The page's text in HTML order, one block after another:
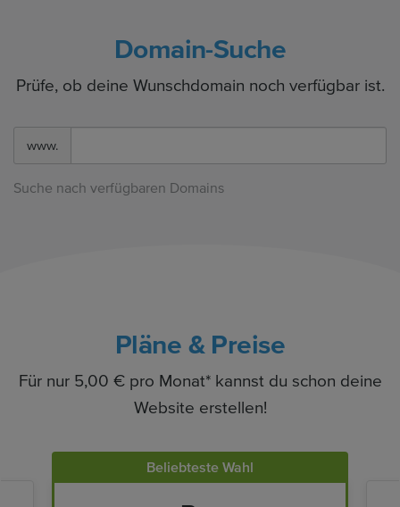
Domain-Suche
Prüfe, ob deine Wunschdomain noch verfügbar ist.
www.
Suche nach verfügbaren Domains
Pläne & Preise
Für nur 5,00 € pro Monat* kannst du schon deine
Website erstellen!
Beliebteste Wahl